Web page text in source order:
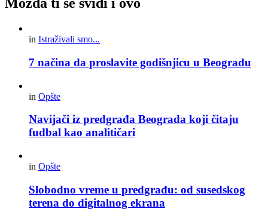
in Istraživali smo...
7 načina da proslavite godišnjicu u Beogradu
in Opšte
Navijači iz predgrađa Beograda koji čitaju
fudbal kao analitičari
in Opšte
Slobodno vreme u predgrađu: od susedskog
terena do digitalnog ekrana